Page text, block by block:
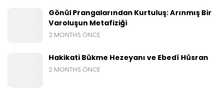
Gönül Prangalarından Kurtuluş: Arınmış Bir
Varoluşun Metafiziği
2 MONTHS ÖNCE
Hakikati Bükme Hezeyanı ve Ebedî Hüsran
2 MONTHS ÖNCE